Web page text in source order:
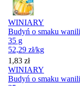
WINIARY
Budyń o smaku
35 g
52,29 zł/kg
Cena
1,83 zł
WINIARY
Budyń o smaku